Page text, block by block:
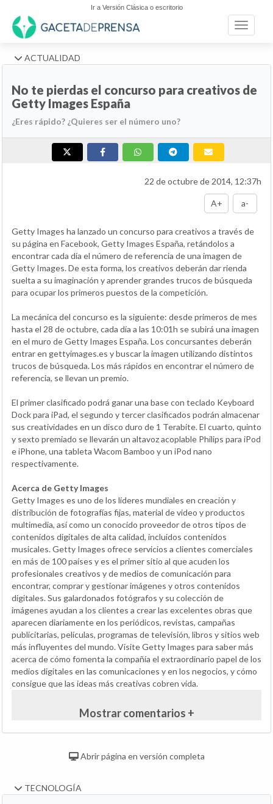
Ir a Versión Clásica o escritorio
Toggle
ACTUALIDAD
No te pierdas el concurso para creativos de
Getty Images España
¿Eres rápido? ¿Quieres ser el número uno?
22 de octubre de 2014, 12:37h
A+ a-
Getty Images ha lanzado un concurso para creativos a través de
su página en Facebook, Getty Images España, retándolos a
encontrar cada día el número de referencia de una imagen de
Getty Images. De esta forma, los creativos deberán dar rienda
suelta a su imaginación y aprender grandes trucos de búsqueda
para ocupar los primeros puestos de la competición.
La mecánica del concurso es la siguiente: desde primeros de mes
hasta el 28 de octubre, cada día a las 10:01h se subirá una imagen
en el muro de Getty Images España. Los concursantes deberán
entrar en gettyimages.es y buscar la imagen utilizando distintos
trucos de búsqueda. Los más rápidos en encontrar el número de
referencia, se llevan un premio.
El primer clasificado podrá ganar una base con teclado Keyboard
Dock para iPad, el segundo y tercer clasificados podrán almacenar
sus creatividades en un disco duro de 1 Terabite. El cuarto, quinto
y sexto premiado se llevarán un altavoz acoplable Philips para iPod
e iPhone, una tableta Wacom Bamboo y un iPod nano
respectivamente.
Acerca de Getty Images
Getty Images es uno de los líderes mundiales en creación y
distribución de fotografías fijas, material de video y productos
multimedia, así como un conocido proveedor de otros tipos de
contenidos digitales de alta calidad, incluidos contenidos
musicales. Getty Images ofrece servicios a clientes comerciales
en más de 100 países y es el primer sitio al que acuden los
profesionales creativos y de medios de comunicación para
encontrar, comprar y gestionar imágenes y otros contenidos
digitales. Sus galardonados fotógrafos y su colección de
imágenes ayudan a los clientes a crear las excelentes obras que
aparecen diariamente en los periódicos, revistas, campañas
publicitarias, películas, programas de televisión, libros y sitios web
más influyentes del mundo. Visite Getty Images para saber más
acerca de cómo fomenta la compañía el extraordinario papel de los
medios digitales en las comunicaciones y en los negocios, y cómo
consigue que las ideas más creativas cobren vida.
Mostrar comentarios +
Abrir página en versión completa
TECNOLOGÍA